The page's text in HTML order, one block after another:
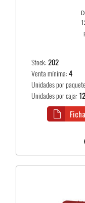
Stock:202
Venta mínima:4
Unidades por
Unidades por caja: 12
Ficha